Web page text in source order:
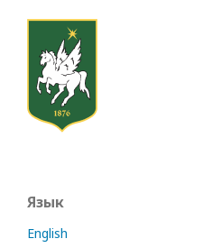
Язык
English